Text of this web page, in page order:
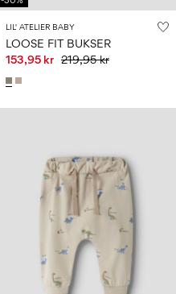
LIL' ATELIER BABY
LOOSE FIT BUKSER
153,95 kr 219,95 kr